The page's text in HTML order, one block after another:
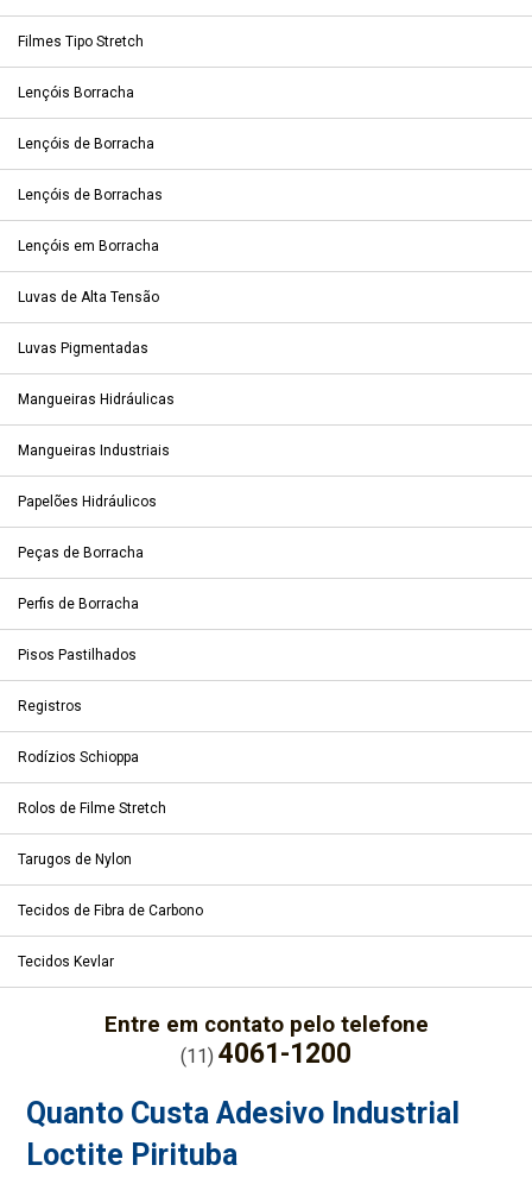
Filmes Tipo Stretch
Lençóis Borracha
Lençóis de Borracha
Lençóis de Borrachas
Lençóis em Borracha
Luvas de Alta Tensão
Luvas Pigmentadas
Mangueiras Hidráulicas
Mangueiras Industriais
Papelões Hidráulicos
Peças de Borracha
Perfis de Borracha
Pisos Pastilhados
Registros
Rodízios Schioppa
Rolos de Filme Stretch
Tarugos de Nylon
Tecidos de Fibra de Carbono
Tecidos Kevlar
Entre em contato pelo telefone
(11) 4061-1200
Quanto Custa Adesivo Industrial
Loctite Pirituba